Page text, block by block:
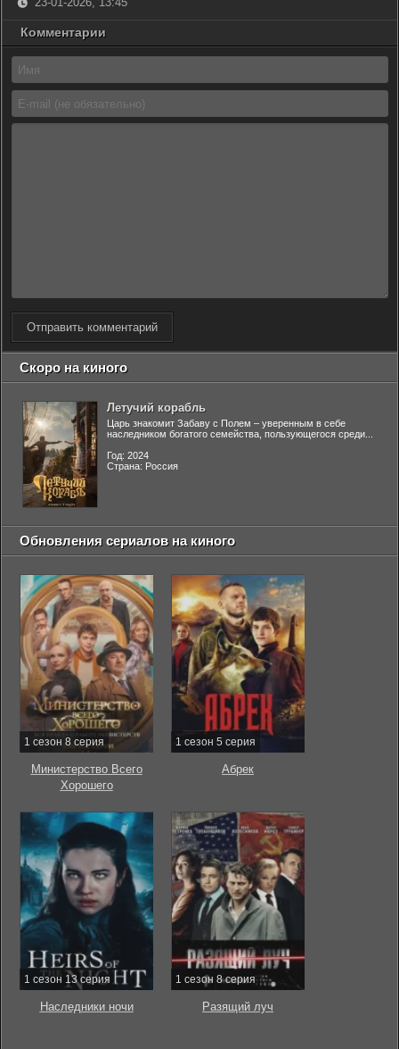
Комментарии
Отправить комментарий
Скоро на киного
Летучий корабль
Царь знакомит Забаву с Полем – уверенным в себе
наследником богатого семейства, пользующегося среди...
Год: 2024
Страна: Россия
Обновления сериалов на киного
1 сезон 8 серия
Министерство Всего
Хорошего
1 сезон 5 серия
Абрек
1 сезон 13 серия
Наследники ночи
1 сезон 8 серия
Разящий луч